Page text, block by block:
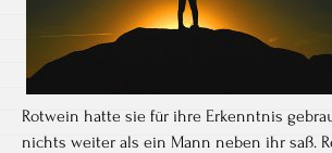
Rotwein hatte sie für ihre Erkenntnis
nichts weiter als ein Mann neben ihr saß.